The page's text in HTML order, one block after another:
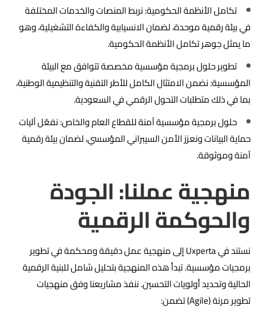
تكامل الأنظمة الحكومية: نربط المنصات والخدمات المختلفة
في بيئة رقمية موحدة، لضمان الانسيابية والكفاءة التشغيلية، وهو
ما يمثل جوهر تكامل الأنظمة الحكومية.
تطوير حلول برمجية مؤسسية مخصصة تتوافق مع البيئة
المؤسسية: نضمن الامتثال الكامل للأطر التقنية والتنظيمية الوطنية،
بما في ذلك متطلبات التحول الرقمي في السعودية.
حلول برمجية مؤسسية آمنة للقطاع العام والخاص: نفعّل آليات
حماية البيانات ونعزز الأمن السيبراني المؤسسي، لضمان بيئة رقمية
آمنة وموثوقة.
منهجية عملنا: الجودة
والحوكمة الرقمية
نستند في Uxperta إلى منهجية عمل دقيقة ومحكمة في تطوير
برمجيات مؤسسية. تبدأ هذه المنهجية بتحليل شامل للبنية الرقمية
الحالية وتحديد أولويات التحسين. ننفذ مشاريعنا وفق منهجيات
تطوير مرنة (Agile) تضمن: